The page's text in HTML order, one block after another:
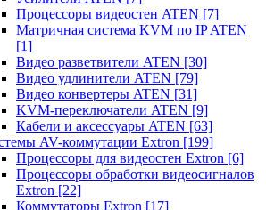
Процессоры видеостен ATEN [7]
Матричная система KVM по IP ATEN
[1]
Видео разветвители ATEN [30]
Видео удлинители ATEN [79]
Видео конвертеры ATEN [31]
KVM-переключатели ATEN [9]
Кабели и аксессуары ATEN [63]
AV-коммутации Extron [199]
Процессоры для видеостен Extron [6]
Процессоры обработки видеосигналов
Extron [22]
Коммутаторы Extron [17]